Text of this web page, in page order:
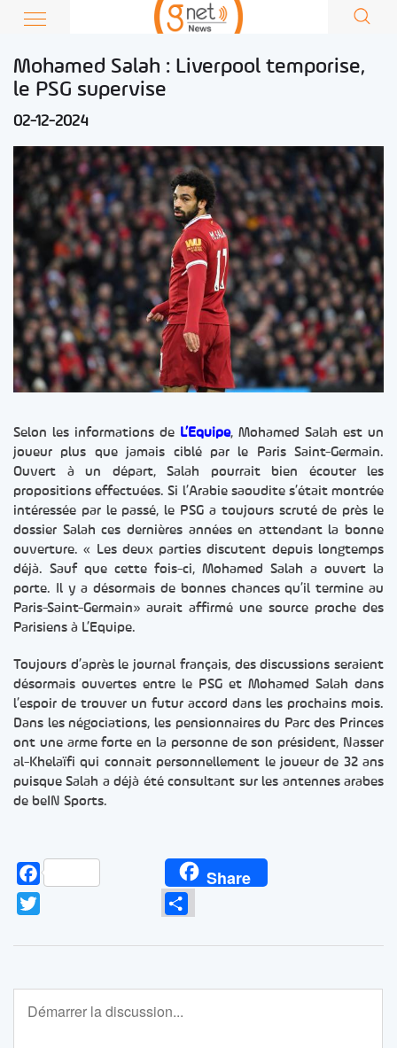
Mohamed Salah : Liverpool temporise,
le PSG supervise
02-12-2024
Selon les informations de L’Equipe, Mohamed Salah est un
joueur plus que jamais ciblé par le Paris Saint-Germain.
Ouvert à un départ, Salah pourrait bien écouter les
propositions effectuées. Si l’Arabie saoudite s’était montrée
intéressée par le passé, le PSG a toujours scruté de près le
dossier Salah ces dernières années en attendant la bonne
ouverture. « Les deux parties discutent depuis longtemps
déjà. Sauf que cette fois-ci, Mohamed Salah a ouvert la
porte. Il y a désormais de bonnes chances qu’il termine au
Paris-Saint-Germain» aurait affirmé une source proche des
Parisiens à L’Equipe.
Toujours d’après le journal français, des discussions seraient
désormais ouvertes entre le PSG et Mohamed Salah dans
l’espoir de trouver un futur accord dans les prochains mois.
Dans les négociations, les pensionnaires du Parc des Princes
ont une arme forte en la personne de son président, Nasser
al-Khelaïfi qui connait personnellement le joueur de 32 ans
puisque Salah a déjà été consultant sur les antennes arabes
de beIN Sports.
Facebook Share
Partager